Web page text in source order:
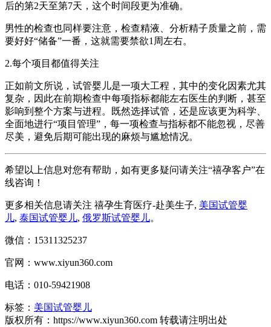
后的第2天至第7天，这个时间段更为准确。
男性的检查也同样要注意，检查精液、分析精子质量之前，需
要好好“储备”一番，这就需要禁欲1周左右。
2.每个项目都值得关注
正如前文所说，试管婴儿是一项大工程，其中的变化因素尤其
复杂，因此在前期检查中每项指标都能左右医生的判断，甚至
影响到整个方案与进程。既然选择试管，还是应该更为科学、
全面地进行“项目管理”，每一项检查与指标都不能忽视，尽善
尽美，避免后期可能出现的麻烦与尴尬情况。
希望以上信息对您有帮助，如有更多疑问请关注“禧孕客户”在
线咨询！
更多相关信息请关注 禧孕生育医疗-赴美生子, 美国试管婴
儿, 泰国试管婴儿, 俄罗斯试管婴儿。
微信：15311325237
官网：www.xiyun360.com
电话：010-59421908
标签： 美国试管婴儿
版权所有：https://www.xiyun360.com 转载请注明出处